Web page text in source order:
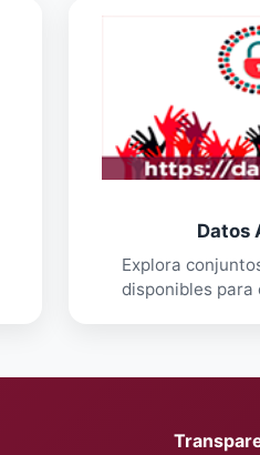
Datos
Explora
disponibles para